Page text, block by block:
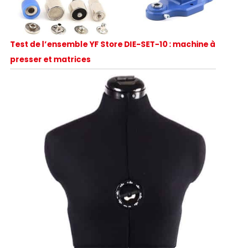
Test de l’ensemble YF Store DIE-SET-10 : machine à
presser et matrices